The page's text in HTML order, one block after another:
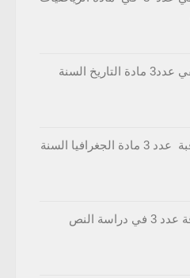
فرض تأليفي عدد3 مادة التاريخ السنة
فرض مراقبة عدد 3 مادة الجغرافيا السنة
فرض مراقة عدد 3 في دراسة النص